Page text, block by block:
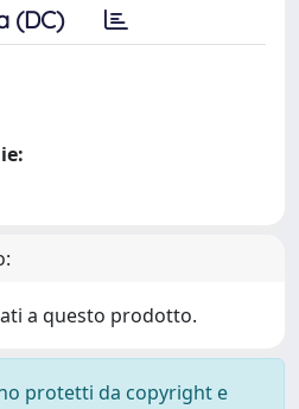
(DC)
a questo prodotto.
protetti da copyright e